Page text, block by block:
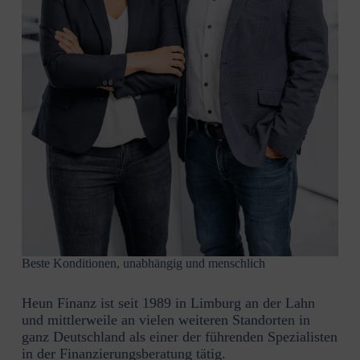
Beste Konditionen, unabhängig und menschlich
Heun Finanz ist seit 1989 in Limburg an der Lahn
und mittler­weile an vielen weiteren Stand­orten in
ganz Deutschland als einer der führenden Spezia­listen
in der Finan­zie­rungs­be­ratung tätig.